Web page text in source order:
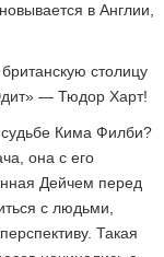
в Англии,
столицу
— Тюдор Харт!
Кима Филби?
она с его
Дейчем перед
с людьми,
Такая